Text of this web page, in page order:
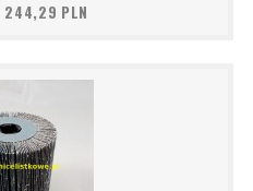
244,29 PLN